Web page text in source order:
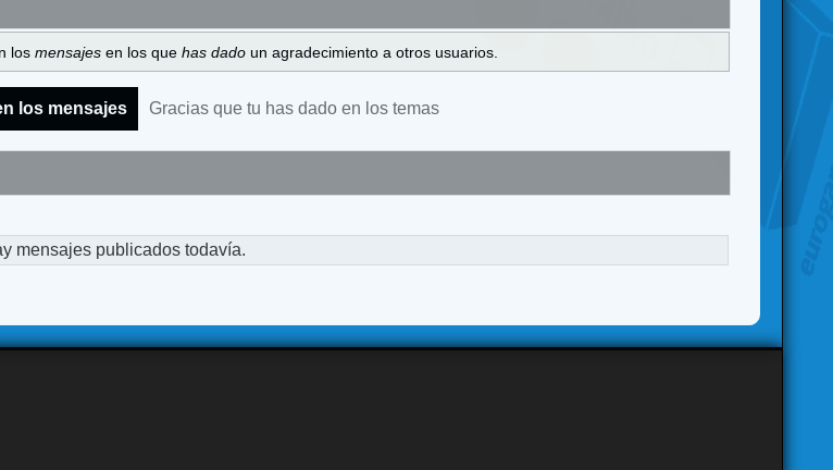
los mensajes en los que has dado un agradecimiento a otros usuarios.
los mensajes Gracias que tu has dado en los temas
mensajes publicados todavía.